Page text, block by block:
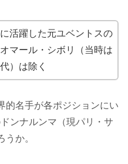
活躍した元ユベントスの
マール・シボリ（当時は
）は除く
的名手が各ポジションにい
ンナルンマ（現パリ・サ
か。